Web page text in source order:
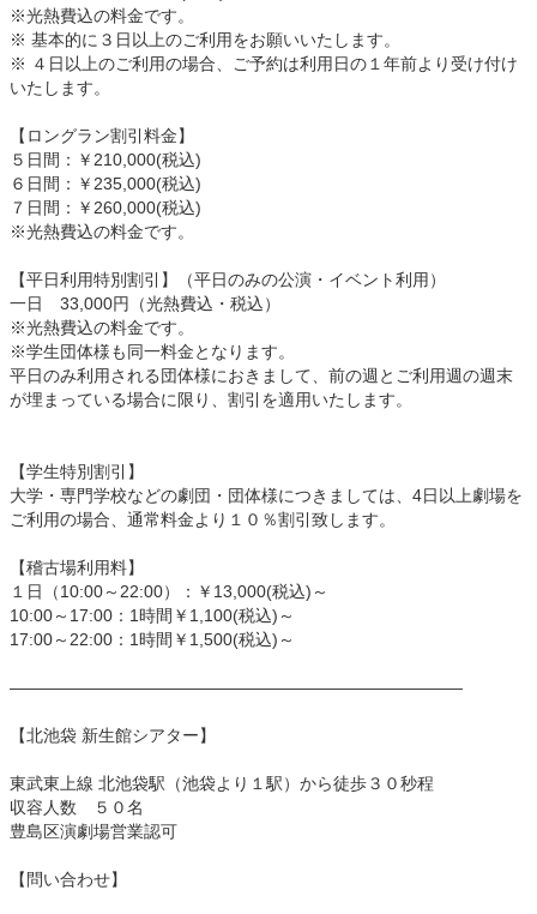
※光熱費込の料金です。
※ 基本的に３日以上のご利用をお願いいたします。
※ ４日以上のご利用の場合、ご予約は利用日の１年前より受け付け
いたします。
【ロングラン割引料金】
５日間：￥210,000(税込)
６日間：￥235,000(税込)
７日間：￥260,000(税込)
※光熱費込の料金です。
【平日利用特別割引】（平日のみの公演・イベント利用）
一日 33,000円（光熱費込・税込）
※光熱費込の料金です。
※学生団体様も同一料金となります。
平日のみ利用される団体様におきまして、前の週とご利用週の週末
が埋まっている場合に限り、割引を適用いたします。
【学生特別割引】
大学・専門学校などの劇団・団体様につきましては、4日以上劇場を
ご利用の場合、通常料金より１０％割引致します。
【稽古場利用料】
１日（10:00～22:00）：￥13,000(税込)～
10:00～17:00：1時間￥1,100(税込)～
17:00～22:00：1時間￥1,500(税込)～
———————————————————————————
【北池袋 新生館シアター】
東武東上線 北池袋駅（池袋より１駅）から徒歩３０秒程
収容人数 ５０名
豊島区演劇場営業認可
【問い合わせ】